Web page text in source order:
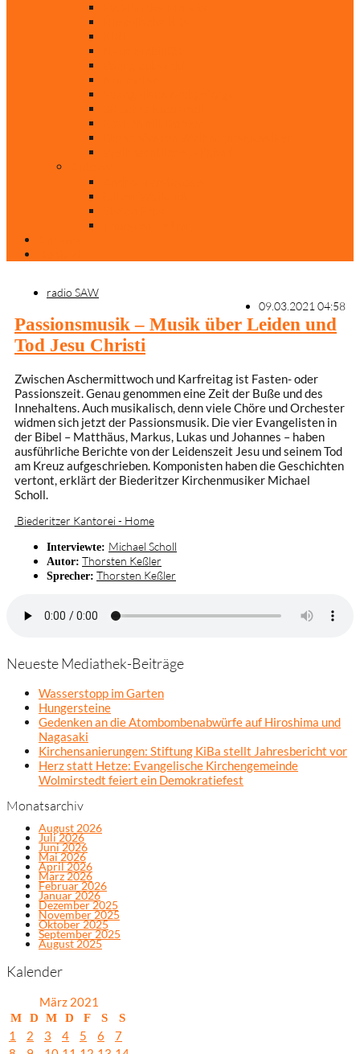
radio SAW
09.03.2021 04:58
Passionsmusik – Musik über Leiden und
Tod Jesu Christi
Zwischen Aschermittwoch und Karfreitag ist Fasten- oder
Passionszeit. Genau genommen eine Zeit der Buße und des
Innehaltens. Auch musikalisch, denn viele Chöre und Orchester
widmen sich jetzt der Passionsmusik. Die vier Evangelisten in
der Bibel – Matthäus, Markus, Lukas und Johannes – haben
ausführliche Berichte von der Leidenszeit Jesu und seinem Tod
am Kreuz aufgeschrieben. Komponisten haben die Geschichten
vertont, erklärt der Biederitzer Kirchenmusiker Michael
Scholl.
Biederitzer Kantorei - Home
Interviewte: Michael Scholl
Autor: Thorsten Keßler
Sprecher: Thorsten Keßler
Neueste Mediathek-Beiträge
Wasserstopp im Garten
Hungersteine
Gedenken an die Atombombenabwürfe auf Hiroshima und
Nagasaki
Kirchensanierungen: Stiftung KiBa stellt Jahresbericht vor
Herz statt Hetze: Evangelische Kirchengemeinde
Wolmirstedt feiert ein Demokratiefest
Monatsarchiv
August 2026
Juli 2026
Juni 2026
Mai 2026
April 2026
März 2026
Februar 2026
Januar 2026
Dezember 2025
November 2025
Oktober 2025
September 2025
August 2025
Kalender
März 2021
M D M D F S S
1 2 3 4 5 6
7